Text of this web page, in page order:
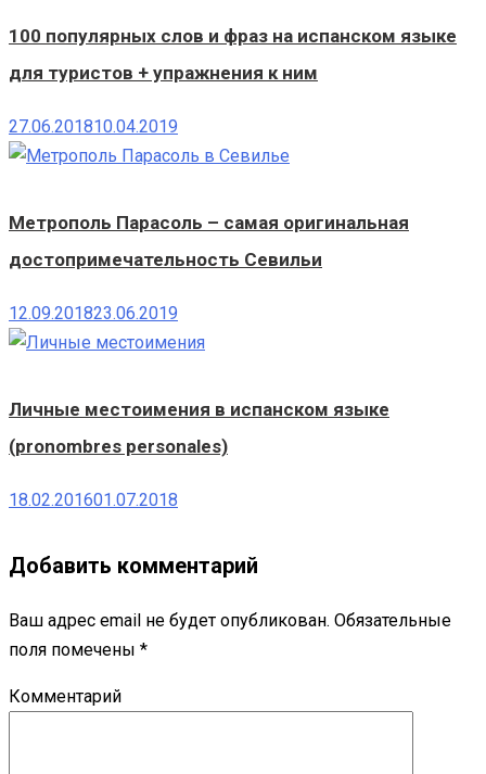
100 популярных слов и фраз на испанском языке
для туристов + упражнения к ним
27.06.201810.04.2019
Метрополь Парасоль – самая оригинальная
достопримечательность Севильи
12.09.201823.06.2019
Личные местоимения в испанском языке
(pronombres personales)
18.02.201601.07.2018
Добавить комментарий
Ваш адрес email не будет опубликован. Обязательные
поля помечены *
Комментарий